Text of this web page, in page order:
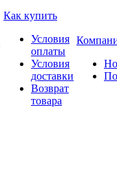
Как купить
Условия
оплаты
Условия
доставки
Возврат
товара